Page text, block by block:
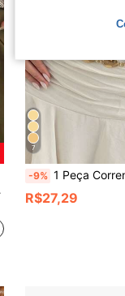
7
-9% 1 Peça Corrente de Corpo de Disco de Metal Martelado Assimétrico Geométrico, Corrente de Cintura de Design Exagerado Punk de Alta Qualidade
R$27,29